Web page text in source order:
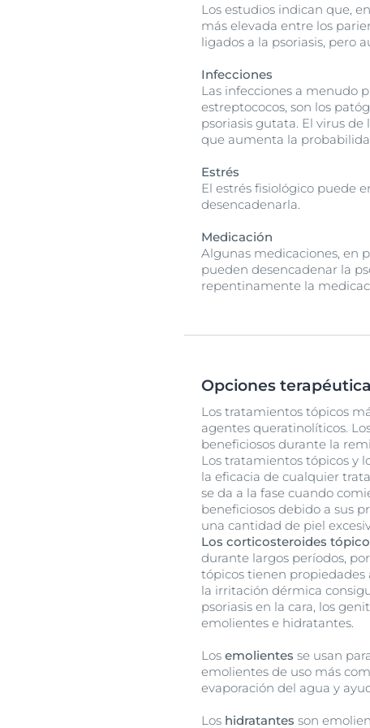
Los estudios indican que,
más elevada entre los
ligados a la psoriasis, pero
Infecciones
Las infecciones a menudo
estreptococos, son los
psoriasis gutata. El virus
que aumenta la
Estrés
El estrés fisiológico puede
desencadenarla.
Medicación
Algunas medicaciones, en
pueden desencadenar la
repentinamente la
Opciones
Los tratamientos tópicos
agentes queratinolíticos.
beneficiosos durante la
Los tratamientos tópicos y
la eficacia de cualquier
se da a la fase cuando
beneficiosos debido a sus
una cantidad de piel
Los corticosteroides
durante largos períodos,
tópicos tienen
la irritación dérmica
psoriasis en la cara, los
emolientes e hidratantes.
Los emolientes se usan
emolientes de uso más
evaporación del agua y
Los hidratantes son